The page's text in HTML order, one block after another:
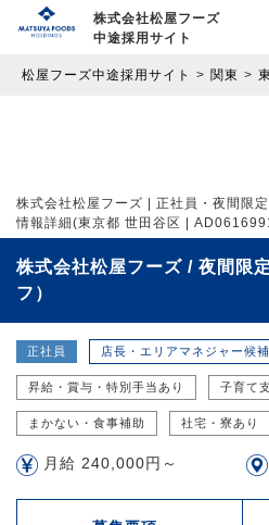
株式会社松屋フーズ
中途採用サイト
松屋フーズ中途採用サイト 関東
株式会社松屋フーズ | 正社員・夜間限
情報詳細(東京都 世田谷区 |
株式会社松屋フーズ / 夜間限
フ）
正社員 店長・エリアマネジャー候補
昇給・賞与・特別手当あり 子育て
まかない・食事補助 社宅・寮あり
月給 240,000円～